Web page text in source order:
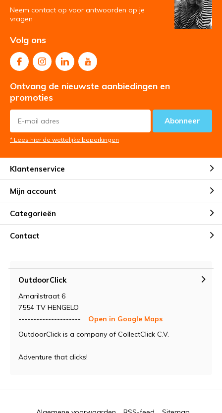
Neem contact op voor antwoorden op je
vragen
Volg ons
Ontvang de nieuwste aanbiedingen en
promoties
Abonneer
* Lees hier de wettelijke beperkingen
Klantenservice
Mijn account
Categorieën
Contact
OutdoorClick
Amarilstraat 6
7554 TV HENGELO
---------------------
Open in Google Maps
OutdoorClick is a company of CollectClick C.V.
Adventure that clicks!